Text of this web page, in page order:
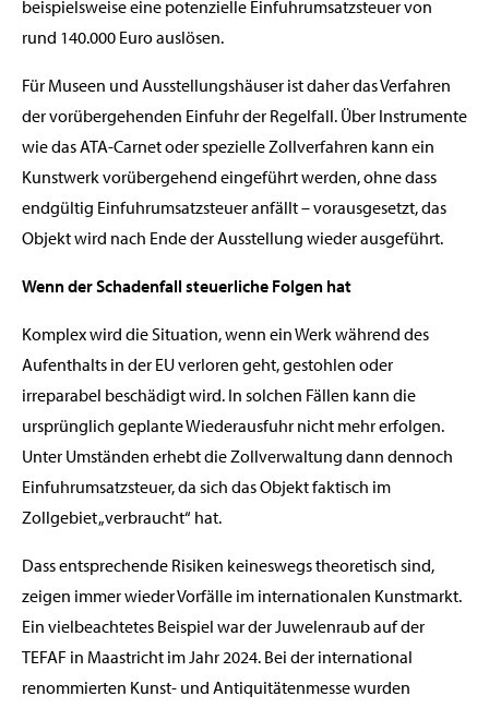
beispielsweise eine potenzielle Einfuhrumsatzsteuer von
rund 140.000 Euro auslösen.
Für Museen und Ausstellungshäuser ist daher das Verfahren
der vorübergehenden Einfuhr der Regelfall. Über Instrumente
wie das ATA-Carnet oder spezielle Zollverfahren kann ein
Kunstwerk vorübergehend eingeführt werden, ohne dass
endgültig Einfuhrumsatzsteuer anfällt – vorausgesetzt, das
Objekt wird nach Ende der Ausstellung wieder ausgeführt.
Wenn der Schadenfall steuerliche Folgen hat
Komplex wird die Situation, wenn ein Werk während des
Aufenthalts in der EU verloren geht, gestohlen oder
irreparabel beschädigt wird. In solchen Fällen kann die
ursprünglich geplante Wiederausfuhr nicht mehr erfolgen.
Unter Umständen erhebt die Zollverwaltung dann dennoch
Einfuhrumsatzsteuer, da sich das Objekt faktisch im
Zollgebiet „verbraucht“ hat.
Dass entsprechende Risiken keineswegs theoretisch sind,
zeigen immer wieder Vorfälle im internationalen Kunstmarkt.
Ein vielbeachtetes Beispiel war der Juwelenraub auf der
TEFAF in Maastricht im Jahr 2024. Bei der international
renommierten Kunst- und Antiquitätenmesse wurden